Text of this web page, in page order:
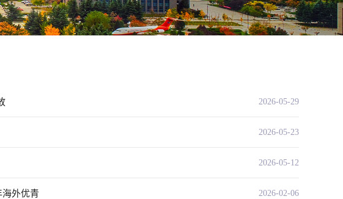
2026-05-29
2026-05-23
2026-05-12
外优青 2026-02-06